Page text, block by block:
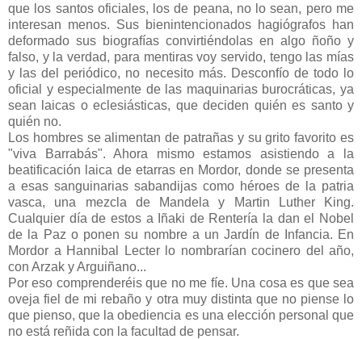
que los santos oficiales, los de peana, no lo sean, pero me
interesan menos. Sus bienintencionados hagiógrafos han
deformado sus biografías convirtiéndolas en algo ñoño y
falso, y la verdad, para mentiras voy servido, tengo las mías
y las del periódico, no necesito más. Desconfío de todo lo
oficial y especialmente de las maquinarias burocráticas, ya
sean laicas o eclesiásticas, que deciden quién es santo y
quién no.
Los hombres se alimentan de patrañas y su grito favorito es
"viva Barrabás". Ahora mismo estamos asistiendo a la
beatificación laica de etarras en Mordor, donde se presenta
a esas sanguinarias sabandijas como héroes de la patria
vasca, una mezcla de Mandela y Martin Luther King.
Cualquier día de estos a Iñaki de Rentería la dan el Nobel
de la Paz o ponen su nombre a un Jardín de Infancia. En
Mordor a Hannibal Lecter lo nombrarían cocinero del año,
con Arzak y Arguiñano...
Por eso comprenderéis que no me fíe. Una cosa es que sea
oveja fiel de mi rebaño y otra muy distinta que no piense lo
que pienso, que la obediencia es una elección personal que
no está reñida con la facultad de pensar.